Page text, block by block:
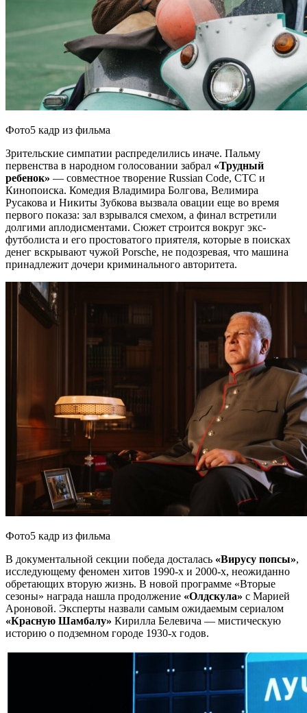
Фото5 кадр из фильма
Зрительские симпатии распределились иначе. Пальму
первенства в народном голосовании забрал «Трудный
ребенок» — совместное творение Russian Code, СТС и
Кинопоиска. Комедия Владимира Болгова, Велимира
Русакова и Никиты Зубкова вызвала овации еще во время
первого показа: зал взрывался смехом, а финал встретили
долгими аплодисментами. Сюжет строится вокруг экс-
футболиста и его простоватого приятеля, которые в поисках
денег вскрывают чужой Porsche, не подозревая, что машина
принадлежит дочери криминального авторитета.
Фото5 кадр из фильма
В документальной секции победа досталась «Вирусу попсы»,
исследующему феномен хитов 1990-х и 2000-х, неожиданно
обретающих вторую жизнь. В новой программе «Вторые
сезоны» награда нашла продолжение «Олдскула» с Марией
Ароновой. Эксперты назвали самым ожидаемым сериалом
«Красную Шамбалу» Кирилла Белевича — мистическую
историю о подземном городе 1930-х годов.